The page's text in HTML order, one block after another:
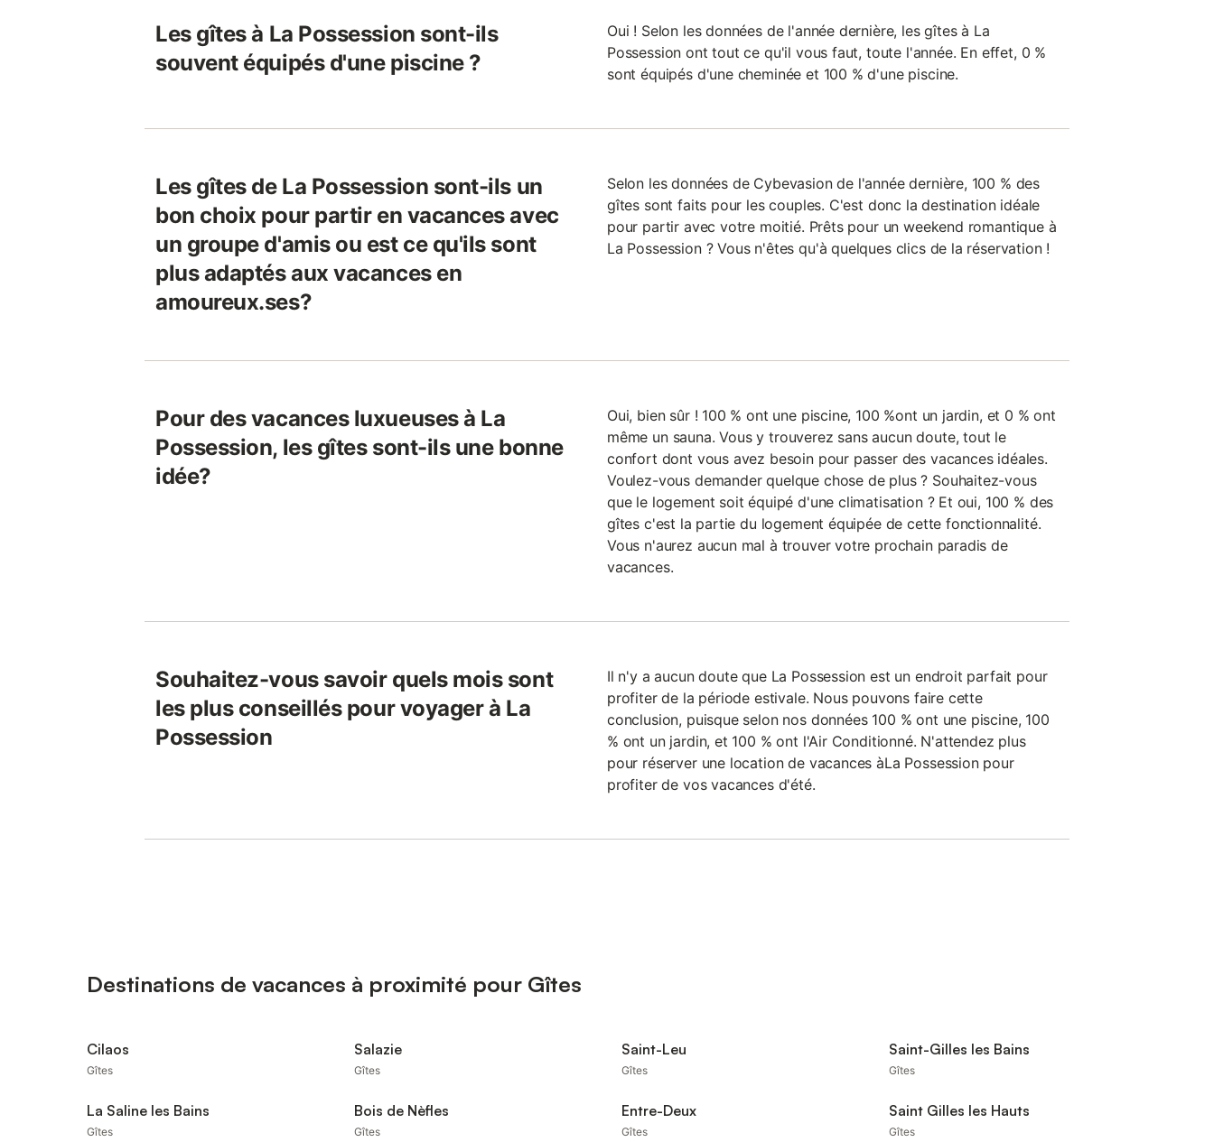
Les gîtes à La Possession sont-ils
souvent équipés d'une piscine ?
Oui ! Selon les données de l'année dernière, les gîtes à La
Possession ont tout ce qu'il vous faut, toute l'année. En effet, 0 %
sont équipés d'une cheminée et 100 % d'une piscine.
Les gîtes de La Possession sont-ils un
bon choix pour partir en vacances avec
un groupe d'amis ou est ce qu'ils sont
plus adaptés aux vacances en
amoureux.ses?
Selon les données de Cybevasion de l'année dernière, 100 % des
gîtes sont faits pour les couples. C'est donc la destination idéale
pour partir avec votre moitié. Prêts pour un weekend romantique à
La Possession ? Vous n'êtes qu'à quelques clics de la réservation !
Pour des vacances luxueuses à La
Possession, les gîtes sont-ils une bonne
idée?
Oui, bien sûr ! 100 % ont une piscine, 100 %ont un jardin, et 0 % ont
même un sauna. Vous y trouverez sans aucun doute, tout le
confort dont vous avez besoin pour passer des vacances idéales.
Voulez-vous demander quelque chose de plus ? Souhaitez-vous
que le logement soit équipé d'une climatisation ? Et oui, 100 % des
gîtes c'est la partie du logement équipée de cette fonctionnalité.
Vous n'aurez aucun mal à trouver votre prochain paradis de
vacances.
Souhaitez-vous savoir quels mois sont
les plus conseillés pour voyager à La
Possession
Il n'y a aucun doute que La Possession est un endroit parfait pour
profiter de la période estivale. Nous pouvons faire cette
conclusion, puisque selon nos données 100 % ont une piscine, 100
% ont un jardin, et 100 % ont l'Air Conditionné. N'attendez plus
pour réserver une location de vacances àLa Possession pour
profiter de vos vacances d'été.
Destinations de vacances à proximité pour Gîtes
Cilaos
Gîtes
Salazie
Gîtes
Saint-Leu
Gîtes
Saint-Gilles les Bains
Gîtes
La Saline les Bains
Gîtes
Bois de Nèfles
Gîtes
Entre-Deux
Gîtes
Saint Gilles les Hauts
Gîtes